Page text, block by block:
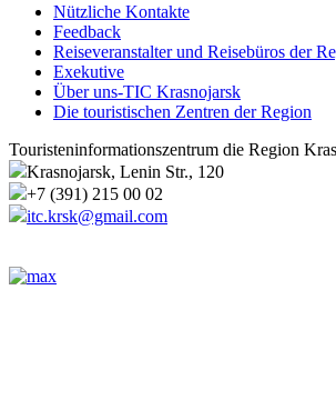
Nützliche Kontakte
Feedback
Reiseveranstalter und Reisebüros der
Exekutive
Über uns-TIC Krasnojarsk
Die touristischen Zentren der Region
Touristeninformationszentrum die Region
Krasnojarsk, Lenin Str., 120
+7 (391) 215 00 02
itc.krsk@gmail.com